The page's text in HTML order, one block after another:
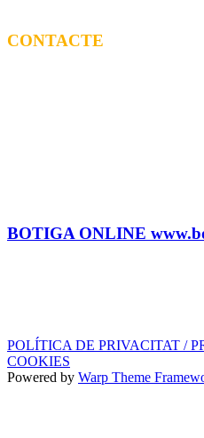
CONTACTE
BOTIGA ONLINE
POLÍTICA DE PRIVACITAT /
COOKIES
Powered by Warp Theme